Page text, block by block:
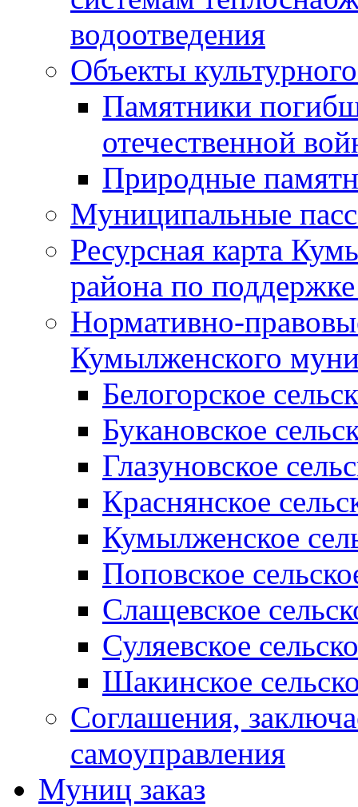
водоотведения
Объекты
Памятники
отечественной
Природные
Муниципальные
Ресурсная карта
района по
Нормативно-
Кумылженского
Белогорское
Букановское
Глазуновское
Краснянское
Кумылженское
Поповское
Слащевское
Суляевское
Шакинское
Соглашения,
самоуправления
Муниц заказ